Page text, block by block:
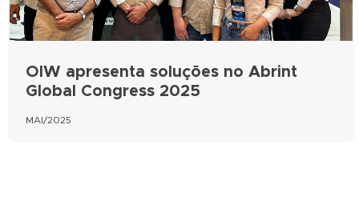
OIW apresenta soluções no Abrint
Global Congress 2025
MAI/2025